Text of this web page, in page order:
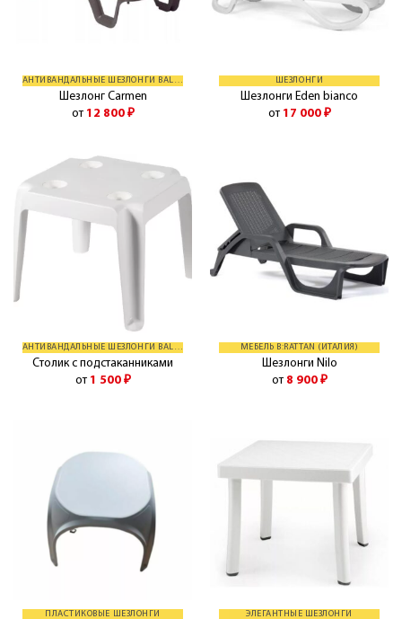
АНТИВАНДАЛЬНЫЕ ШЕЗЛОНГИ BALLIU
Шезлонг Carmen
от 12 800 ₽
ШЕЗЛОНГИ
Шезлонги Eden bianco
от 17 000 ₽
АНТИВАНДАЛЬНЫЕ ШЕЗЛОНГИ BALLIU
Столик с подстаканниками
от 1 500 ₽
МЕБЕЛЬ B:RATTAN (ИТАЛИЯ)
Шезлонги Nilo
от 8 900 ₽
ПЛАСТИКОВЫЕ ШЕЗЛОНГИ ЭЛЕГАНТНЫЕ ШЕЗЛОНГИ